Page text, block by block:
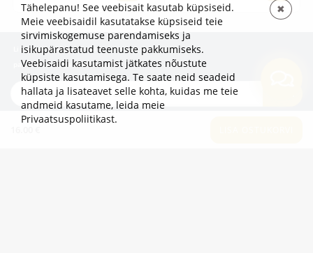
Liitu uudiskirjaga, et olla esimene, kes kuuleb
pakkumistest ja uudistest!
Tähelepanu! See veebisait kasutab küpsiseid.
Meie veebisaidil kasutatakse küpsiseid teie
sirvimiskogemuse parendamiseks ja
isikupärastatud teenuste pakkumiseks.
Veebisaidi kasutamist jätkates nõustute
küpsiste kasutamisega. Te saate neid seadeid
hallata ja lisateavet selle kohta, kuidas me teie
andmeid kasutame, leida meie
Privaatsuspoliitikast.
✖